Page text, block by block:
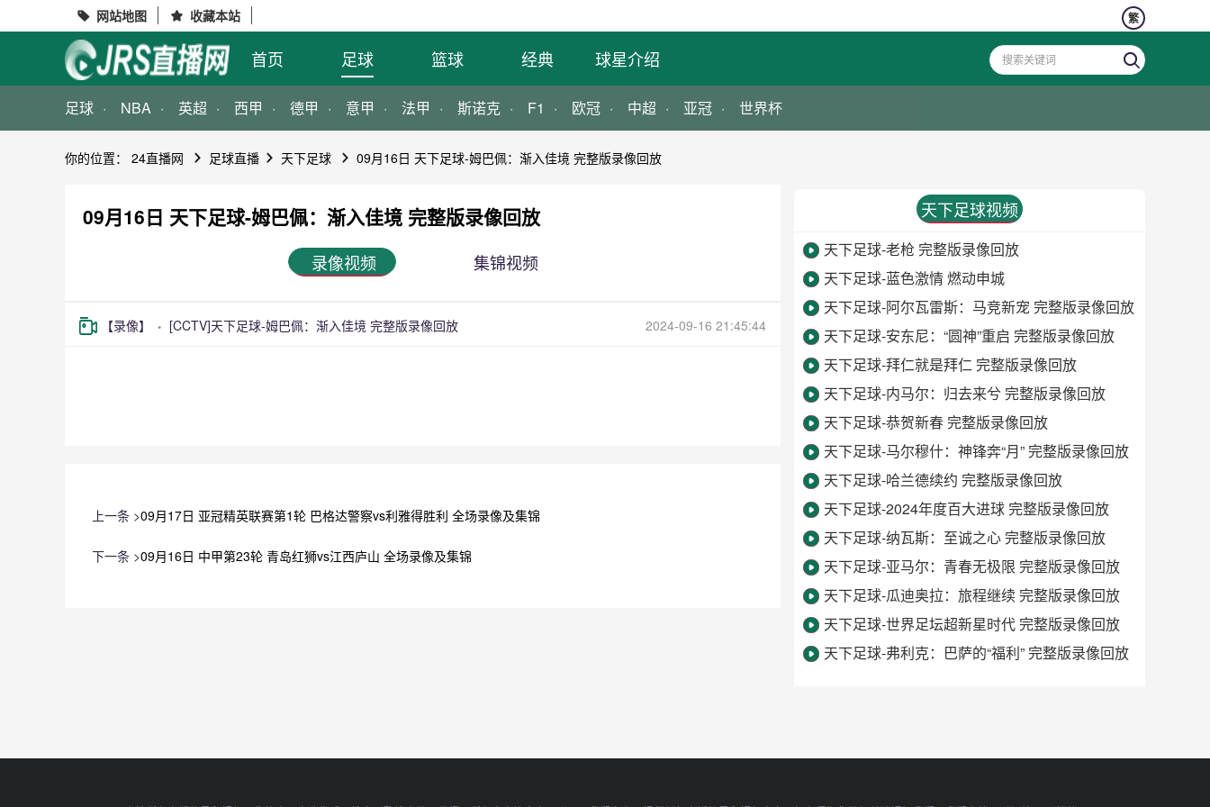
 网站地图  收藏本站 繁
首页 足球 篮球 经典 球星介绍
足球 NBA 英超 西甲 德甲 意甲 法甲 斯诺克 F1 欧冠 中超 亚冠 世界杯
你的位置： 24直播网 足球直播 天下足球 09月16日 天下足球-姆巴佩：渐入佳境 完整版录像回放
09月16日 天下足球-姆巴佩：渐入佳境 完整版录像回放
录像视频 集锦视频
【录像】 [CCTV]天下足球-姆巴佩：渐入佳境 完整版录像回放 2024-09-16 21:45:44
上一条 >09月17日 亚冠精英联赛第1轮 巴格达警察vs利雅得胜利 全场录像及集锦
下一条 >09月16日 中甲第23轮 青岛红狮vs江西庐山 全场录像及集锦
天下足球视频
天下足球-老枪 完整版录像回放
天下足球-蓝色激情 燃动申城
天下足球-阿尔瓦雷斯：马竞新宠 完整版录像回放
天下足球-安东尼：“圆神”重启 完整版录像回放
天下足球-拜仁就是拜仁 完整版录像回放
天下足球-内马尔：归去来兮 完整版录像回放
天下足球-恭贺新春 完整版录像回放
天下足球-马尔穆什：神锋奔“月” 完整版录像回放
天下足球-哈兰德续约 完整版录像回放
天下足球-2024年度百大进球 完整版录像回放
天下足球-纳瓦斯：至诚之心 完整版录像回放
天下足球-亚马尔：青春无极限 完整版录像回放
天下足球-瓜迪奥拉：旅程继续 完整版录像回放
天下足球-世界足坛超新星时代 完整版录像回放
天下足球-弗利克：巴萨的“福利” 完整版录像回放